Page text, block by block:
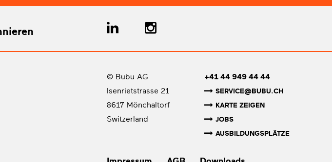
© Bubu AG
Isenrietstrasse 21
8617 Mönchaltorf
Switzerland
+41 44 949 44 44
SERVICE@BUBU.CH
KARTE ZEIGEN
JOBS
AUSBILDUNGSPLÄTZE